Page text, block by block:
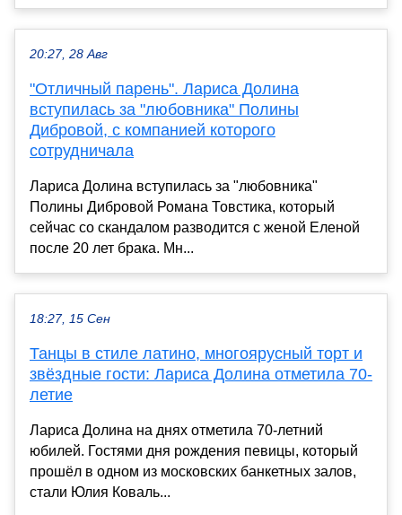
20:27, 28 Авг
"Отличный парень". Лариса Долина
вступилась за "любовника" Полины
Дибровой, с компанией которого
сотрудничала
Лариса Долина вступилась за "любовника"
Полины Дибровой Романа Товстика, который
сейчас со скандалом разводится с женой Еленой
после 20 лет брака. Мн...
18:27, 15 Сен
Танцы в стиле латино, многоярусный торт и
звёздные гости: Лариса Долина отметила 70-
летие
Лариса Долина на днях отметила 70-летний
юбилей. Гостями дня рождения певицы, который
прошёл в одном из московских банкетных залов,
стали Юлия Коваль...